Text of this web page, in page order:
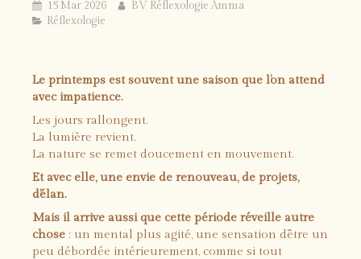
15 Mar 2026
BV Réflexologie Amma
Réflexologie
Le printemps est souvent une saison que l’on attend
avec impatience.
Les jours rallongent.
La lumière revient.
La nature se remet doucement en mouvement.
Et avec elle, une envie de renouveau, de projets,
d’élan.
Mais il arrive aussi que cette période réveille autre
chose : un mental plus agité, une sensation d’être un
peu débordée intérieurement, comme si tout